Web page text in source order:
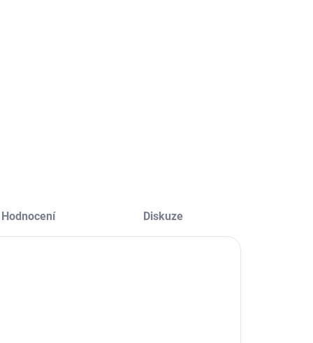
2B1, 759949-2C1, 760605-00, 826038-005,
2C1, B004XL, BO04XL, BO04040XL-P, BR04XL,
Hodnocení Diskuze